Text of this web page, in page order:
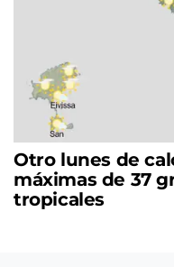
Otro lunes de
máximas de 37
tropicales